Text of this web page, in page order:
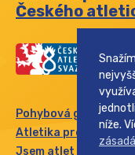
Českého
Pohybová
Atletika pro rodinu
Jsem atlet
níže.